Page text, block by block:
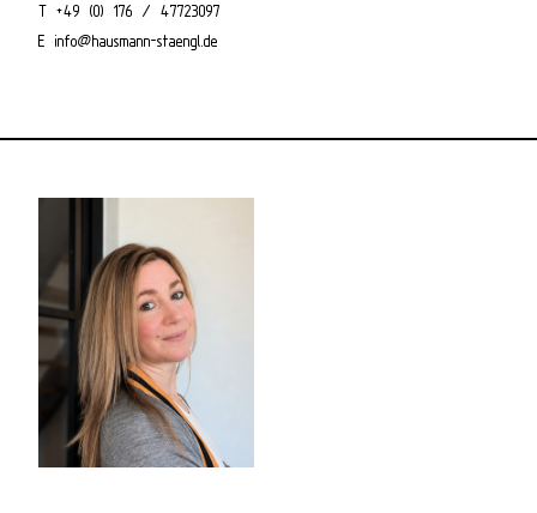
T+49 (0) 176 / 47723097
E info@hausmann-staengl.de